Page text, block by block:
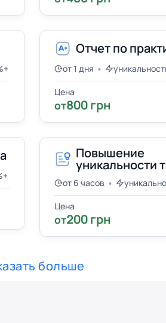
Отчет по
от 1 дня •
Цена
от800 грн
Повышение
уникальности
от 6 часов •
Цена
от200 грн
больше